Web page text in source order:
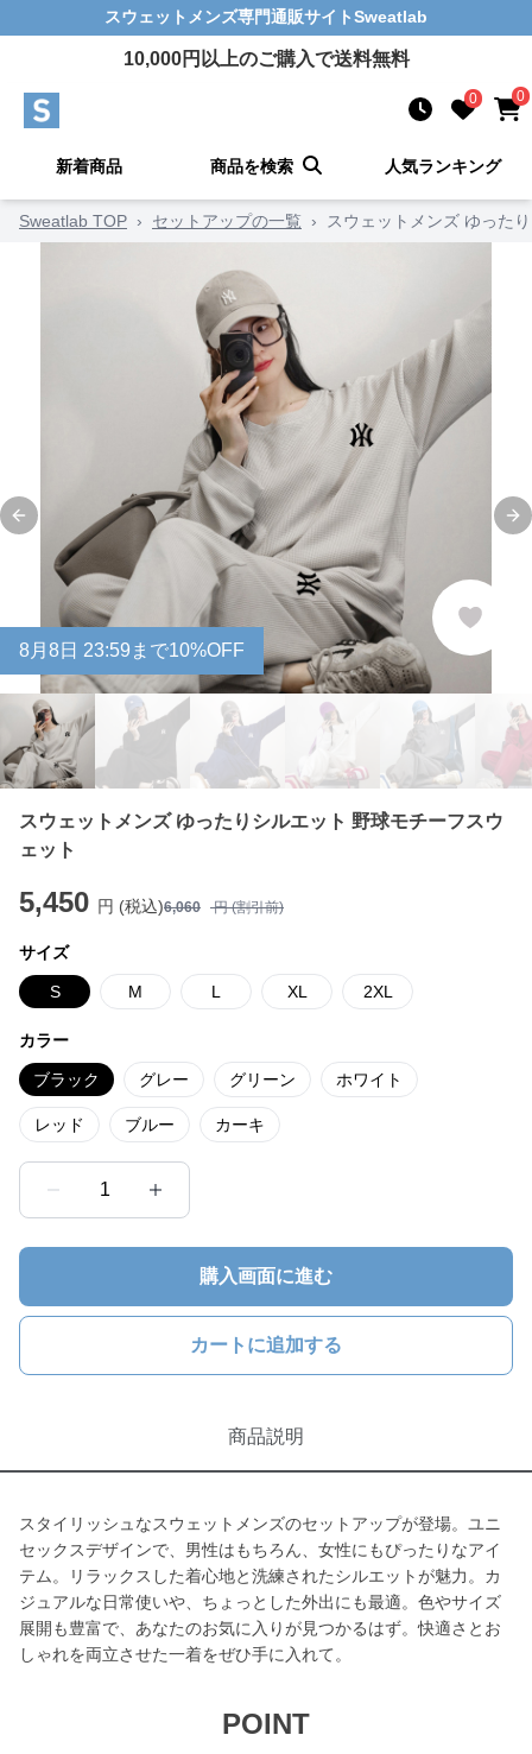
スウェットメンズ専門通販サイトSweatlab
10,000円以上のご購入で送料無料
0 0
新着商品 商品を検索 人気ランキング
Sweatlab TOP › セットアップの一覧 › スウェットメンズ ゆった
Previous slide
8月 8日 23:59まで10%OFF
スウェットメンズ ゆったりシルエット 野球モチーフスウ
ェット
5,450 円 (税込)6,060 円 (割引前)
サイズ
S M L XL 2XL
カラー
ブラック グレー グリーン ホワイト
レッド ブルー カーキ
1
購入画面に進む
カートに追加する
商品説明
スタイリッシュなスウェットメンズのセットアップが登場。ユニ
セックスデザインで、男性はもちろん、女性にもぴったりなアイ
テム。リラックスした着心地と洗練されたシルエットが魅力。カ
ジュアルな日常使いや、ちょっとした外出にも最適。色やサイズ
展開も豊富で、あなたのお気に入りが見つかるはず。快適さとお
しゃれを両立させた一着をぜひ手に入れて。
POINT